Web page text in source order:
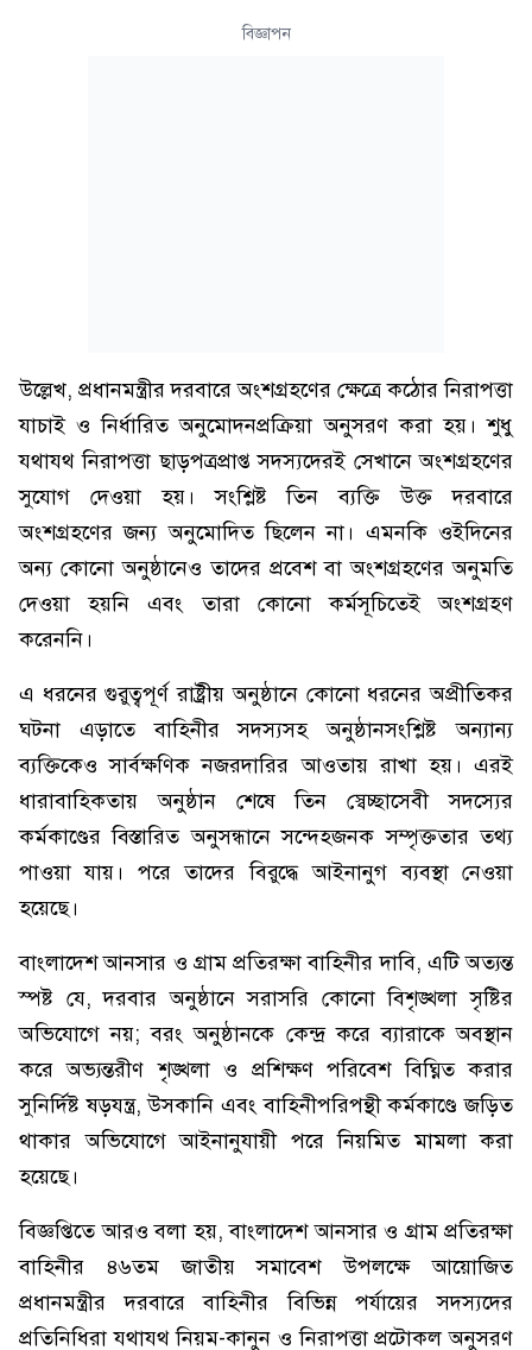
বিজ্ঞাপন
উল্লেখ, প্রধানমন্ত্রীর দরবারে অংশগ্রহণের ক্ষেত্রে কঠোর নিরাপত্তা
যাচাই ও নির্ধারিত অনুমোদনপ্রক্রিয়া অনুসরণ করা হয়। শুধু
যথাযথ নিরাপত্তা ছাড়পত্রপ্রাপ্ত সদস্যদেরই সেখানে অংশগ্রহণের
সুযোগ দেওয়া হয়। সংশ্লিষ্ট তিন ব্যক্তি উক্ত দরবারে
অংশগ্রহণের জন্য অনুমোদিত ছিলেন না। এমনকি ওইদিনের
অন্য কোনো অনুষ্ঠানেও তাদের প্রবেশ বা অংশগ্রহণের অনুমতি
দেওয়া হয়নি এবং তারা কোনো কর্মসূচিতেই অংশগ্রহণ
করেননি।
এ ধরনের গুরুত্বপূর্ণ রাষ্ট্রীয় অনুষ্ঠানে কোনো ধরনের অপ্রীতিকর
ঘটনা এড়াতে বাহিনীর সদস্যসহ অনুষ্ঠানসংশ্লিষ্ট অন্যান্য
ব্যক্তিকেও সার্বক্ষণিক নজরদারির আওতায় রাখা হয়। এরই
ধারাবাহিকতায় অনুষ্ঠান শেষে তিন স্বেচ্ছাসেবী সদস্যের
কর্মকাণ্ডের বিস্তারিত অনুসন্ধানে সন্দেহজনক সম্পৃক্ততার তথ্য
পাওয়া যায়। পরে তাদের বিরুদ্ধে আইনানুগ ব্যবস্থা নেওয়া
হয়েছে।
বাংলাদেশ আনসার ও গ্রাম প্রতিরক্ষা বাহিনীর দাবি, এটি অত্যন্ত
স্পষ্ট যে, দরবার অনুষ্ঠানে সরাসরি কোনো বিশৃঙ্খলা সৃষ্টির
অভিযোগে নয়; বরং অনুষ্ঠানকে কেন্দ্র করে ব্যারাকে অবস্থান
করে অভ্যন্তরীণ শৃঙ্খলা ও প্রশিক্ষণ পরিবেশ বিঘ্নিত করার
সুনির্দিষ্ট ষড়যন্ত্র, উসকানি এবং বাহিনীপরিপন্থী কর্মকাণ্ডে জড়িত
থাকার অভিযোগে আইনানুযায়ী পরে নিয়মিত মামলা করা
হয়েছে।
বিজ্ঞপ্তিতে আরও বলা হয়, বাংলাদেশ আনসার ও গ্রাম প্রতিরক্ষা
বাহিনীর ৪৬তম জাতীয় সমাবেশ উপলক্ষে আয়োজিত
প্রধানমন্ত্রীর দরবারে বাহিনীর বিভিন্ন পর্যায়ের সদস্যদের
প্রতিনিধিরা যথাযথ নিয়ম-কানুন ও নিরাপত্তা প্রটোকল অনুসরণ